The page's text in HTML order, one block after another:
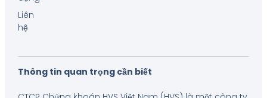
Liên
hệ
Thông tin quan trọng cần biết